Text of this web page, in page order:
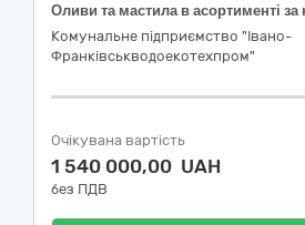
Комунальне підприємство "Івано-
Франківськводоекотехпром"
Очікувана вартість
1 540 000,00 UAH
без ПДВ